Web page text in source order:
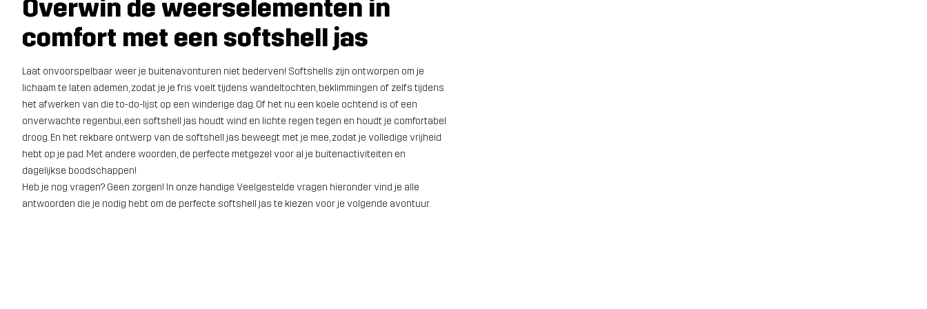
Overwin de weerselementen in
comfort met een softshell jas
Laat onvoorspelbaar weer je buitenavonturen niet bederven! Softshells zijn ontworpen om je
lichaam te laten ademen, zodat je je fris voelt tijdens wandeltochten, beklimmingen of zelfs tijdens
het afwerken van die to-do-lijst op een winderige dag. Of het nu een koele ochtend is of een
onverwachte regenbui, een softshell jas houdt wind en lichte regen tegen en houdt je comfortabel
droog. En het rekbare ontwerp van de softshell jas beweegt met je mee, zodat je volledige vrijheid
hebt op je pad. Met andere woorden, de perfecte metgezel voor al je buitenactiviteiten en
dagelijkse boodschappen!
Heb je nog vragen? Geen zorgen! In onze handige Veelgestelde vragen hieronder vind je alle
antwoorden die je nodig hebt om de perfecte softshell jas te kiezen voor je volgende avontuur.